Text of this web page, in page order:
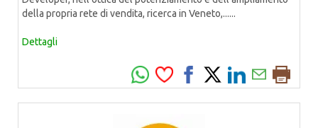
della propria rete di vendita, ricerca in Veneto,......
Dettagli